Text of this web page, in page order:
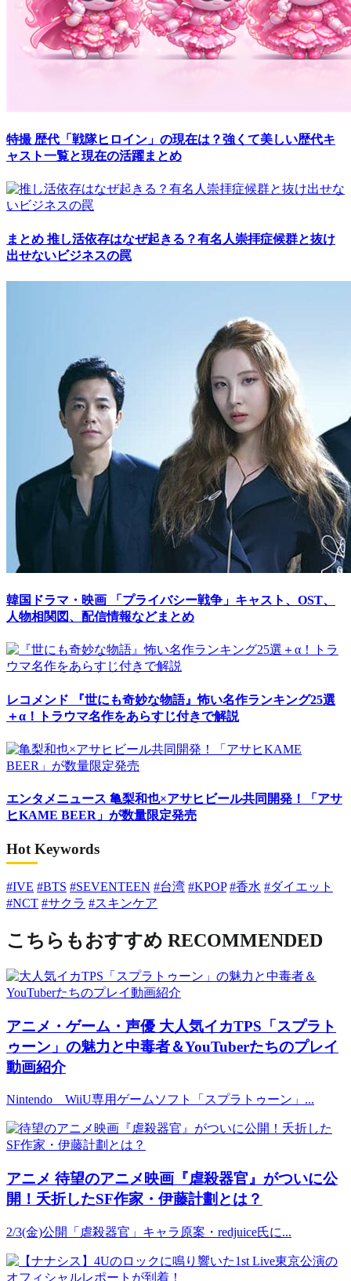
特撮 歴代「戦隊ヒロイン」の現在は？強くて美しい歴代キ
ャスト一覧と現在の活躍まとめ
まとめ 推し活依存はなぜ起きる？有名人崇拝症候群と抜け
出せないビジネスの罠
韓国ドラマ・映画 「プライバシー戦争」キャスト、OST、
人物相関図、配信情報などまとめ
レコメンド 『世にも奇妙な物語』怖い名作ランキング25選
＋α！トラウマ名作をあらすじ付きで解説
エンタメニュース 亀梨和也×アサヒビール共同開発！「アサ
ヒKAME BEER」が数量限定発売
Hot Keywords
#IVE #BTS #SEVENTEEN #台湾 #KPOP #香水 #ダイエット
#NCT #サクラ #スキンケア
こちらもおすすめ RECOMMENDED
アニメ・ゲーム・声優 大人気イカTPS「スプラト
ゥーン」の魅力と中毒者＆YouTuberたちのプレイ
動画紹介
Nintendo WiiU専用ゲームソフト「スプラトゥーン」...
アニメ 待望のアニメ映画『虐殺器官』がついに公
開！夭折したSF作家・伊藤計劃とは？
2/3(金)公開「虐殺器官」キャラ原案・redjuice氏に...